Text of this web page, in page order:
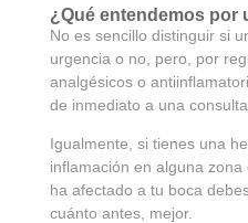
¿Qué entendemos por
No es sencillo distinguir si
urgencia o no, pero, por
analgésicos o
de inmediato a una consulta.
Igualmente, si tienes una
inflamación en alguna
ha afectado a tu boca
cuánto antes, mejor.